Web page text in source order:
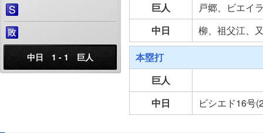
中日 1 - 1 巨人
巨人
戸郷、ビエイ
中日
柳、祖父江、
本塁打
巨人
中日
ビシエド16号